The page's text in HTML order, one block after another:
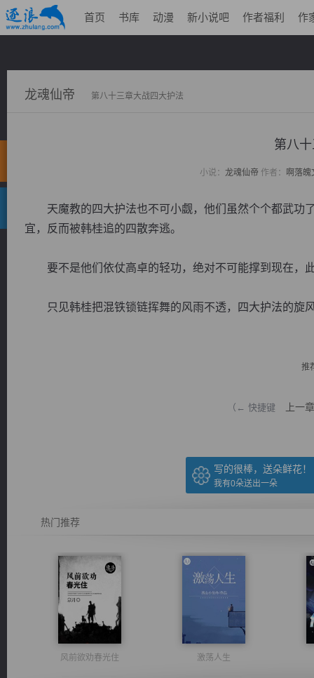
首页 书库 动漫 新小说吧 作者福利 作
龙魂仙帝 第八十三章大战四大护法
第八
小说： 龙魂仙帝 作者： 啊落魄
天魔教的四大护法也不可小觑，他们虽然个个都武功
宜，反而被韩桂追的四散奔逃。
要不是他们依仗高卓的轻功，绝对不可能撑到现在，
只见韩桂把混铁锁链挥舞的风雨不透，四大护法的旋
推
（← 快捷键 上一章
写的很棒，送朵鲜花！
我有0朵送出一朵
热门推荐
风前欲劝春光住 激荡人生